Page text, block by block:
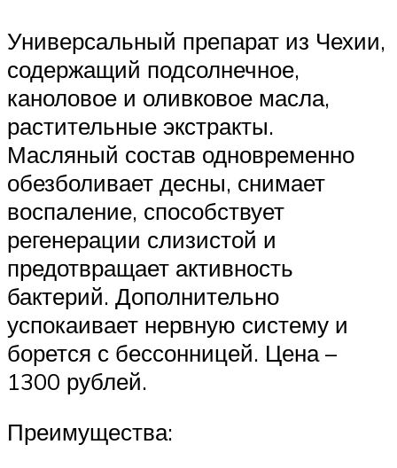
Универсальный препарат из Чехии,
содержащий подсолнечное,
каноловое и оливковое масла,
растительные экстракты.
Масляный состав одновременно
обезболивает десны, снимает
воспаление, способствует
регенерации слизистой и
предотвращает активность
бактерий. Дополнительно
успокаивает нервную систему и
борется с бессонницей. Цена –
1300 рублей.
Преимущества: